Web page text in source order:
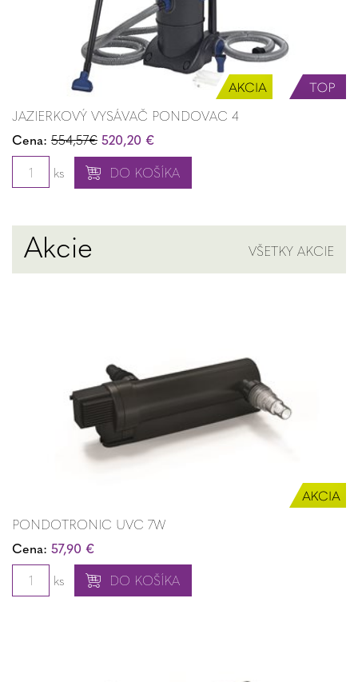
JAZIERKOVÝ VYSÁVAČ PONDOVAC 4
Cena: 554,57€ 520,20 €
ks
DO KOŠÍKA
Akcie VŠETKY AKCIE
PONDOTRONIC UVC 7W
Cena: 57,90 €
ks
DO KOŠÍKA